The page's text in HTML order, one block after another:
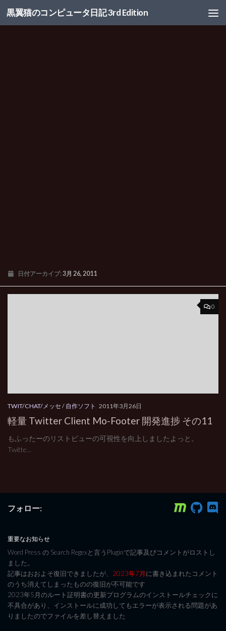
コンテンツへスキップ
黒翼猫のコンピュータ日記 3rd Edition
日付アーカイブ:3月 26, 2011
0
TWIT/CHAT/メッセ / 自作ソフト 2011年3月26日
軽量 Twitter Client Mo-Footer 開発進捗 その11
もふったーのリストビューの可視性を向上しましたよっと。
Twitte...
フォロー:
重要なお知らせ
Word Press の Search Regexと言うPluginで記事及びコメントがロストし
ました。
記事はおおよそ復旧できましたが、 2023年7月に書き込まれたコメント
のうち消えてしまったものの復旧が不可能です
2023年5月のルート証明書の更新プログラムのインストールチェックに
不具合があり、インストールに成功してもエラーが表示される問題があ
りましたのでファイルを差し替えました